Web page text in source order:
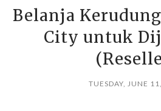
Belanja
City untuk
TUESDAY, JUNE